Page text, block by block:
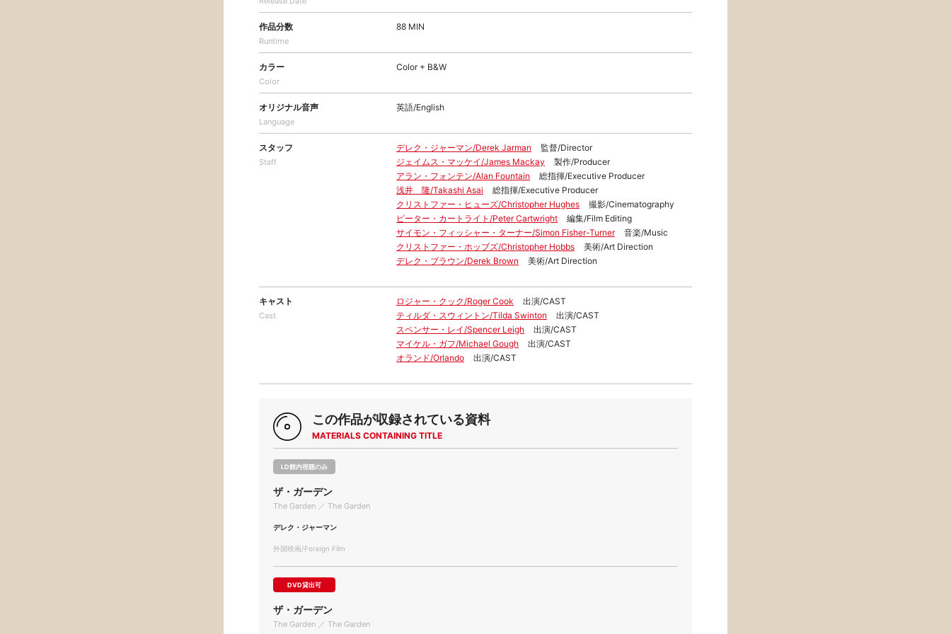
作品分数
Runtime
88 MIN
カラー
Color
Color + B&W
オリジナル音声
Language
英語/English
スタッフ
Staff
デレク・ジャーマン/Derek Jarman
監督/Director
ジェイムス・マッケイ/James Mackay
製作/Producer
アラン・フォンテン/Alan Fountain
総指揮/Executive Producer
浅井 隆/Takashi Asai
総指揮/Executive Producer
クリストファー・ヒューズ/Christopher Hughes
撮影/Cinematography
ピーター・カートライト/Peter Cartwright
編集/Film Editing
サイモン・フィッシャー・ターナー/Simon Fisher-Turner
音楽/Music
クリストファー・ホッブズ/Christopher Hobbs
美術/Art Direction
デレク・ブラウン/Derek Brown
美術/Art Direction
キャスト
Cast
ロジャー・クック/Roger Cook
出演/CAST
ティルダ・スウィントン/Tilda Swinton
出演/CAST
スペンサー・レイ/Spencer Leigh
出演/CAST
マイケル・ガフ/Michael Gough
出演/CAST
オランド/Orlando
出演/CAST
この作品が収録されている資料
MATERIALS CONTAINING TITLE
LD館内視聴のみ
ザ・ガーデン
The Garden ／ The Garden
デレク・ジャーマン
外国映画/Foreign Film
DVD貸出可
ザ・ガーデン
The Garden ／ The Garden